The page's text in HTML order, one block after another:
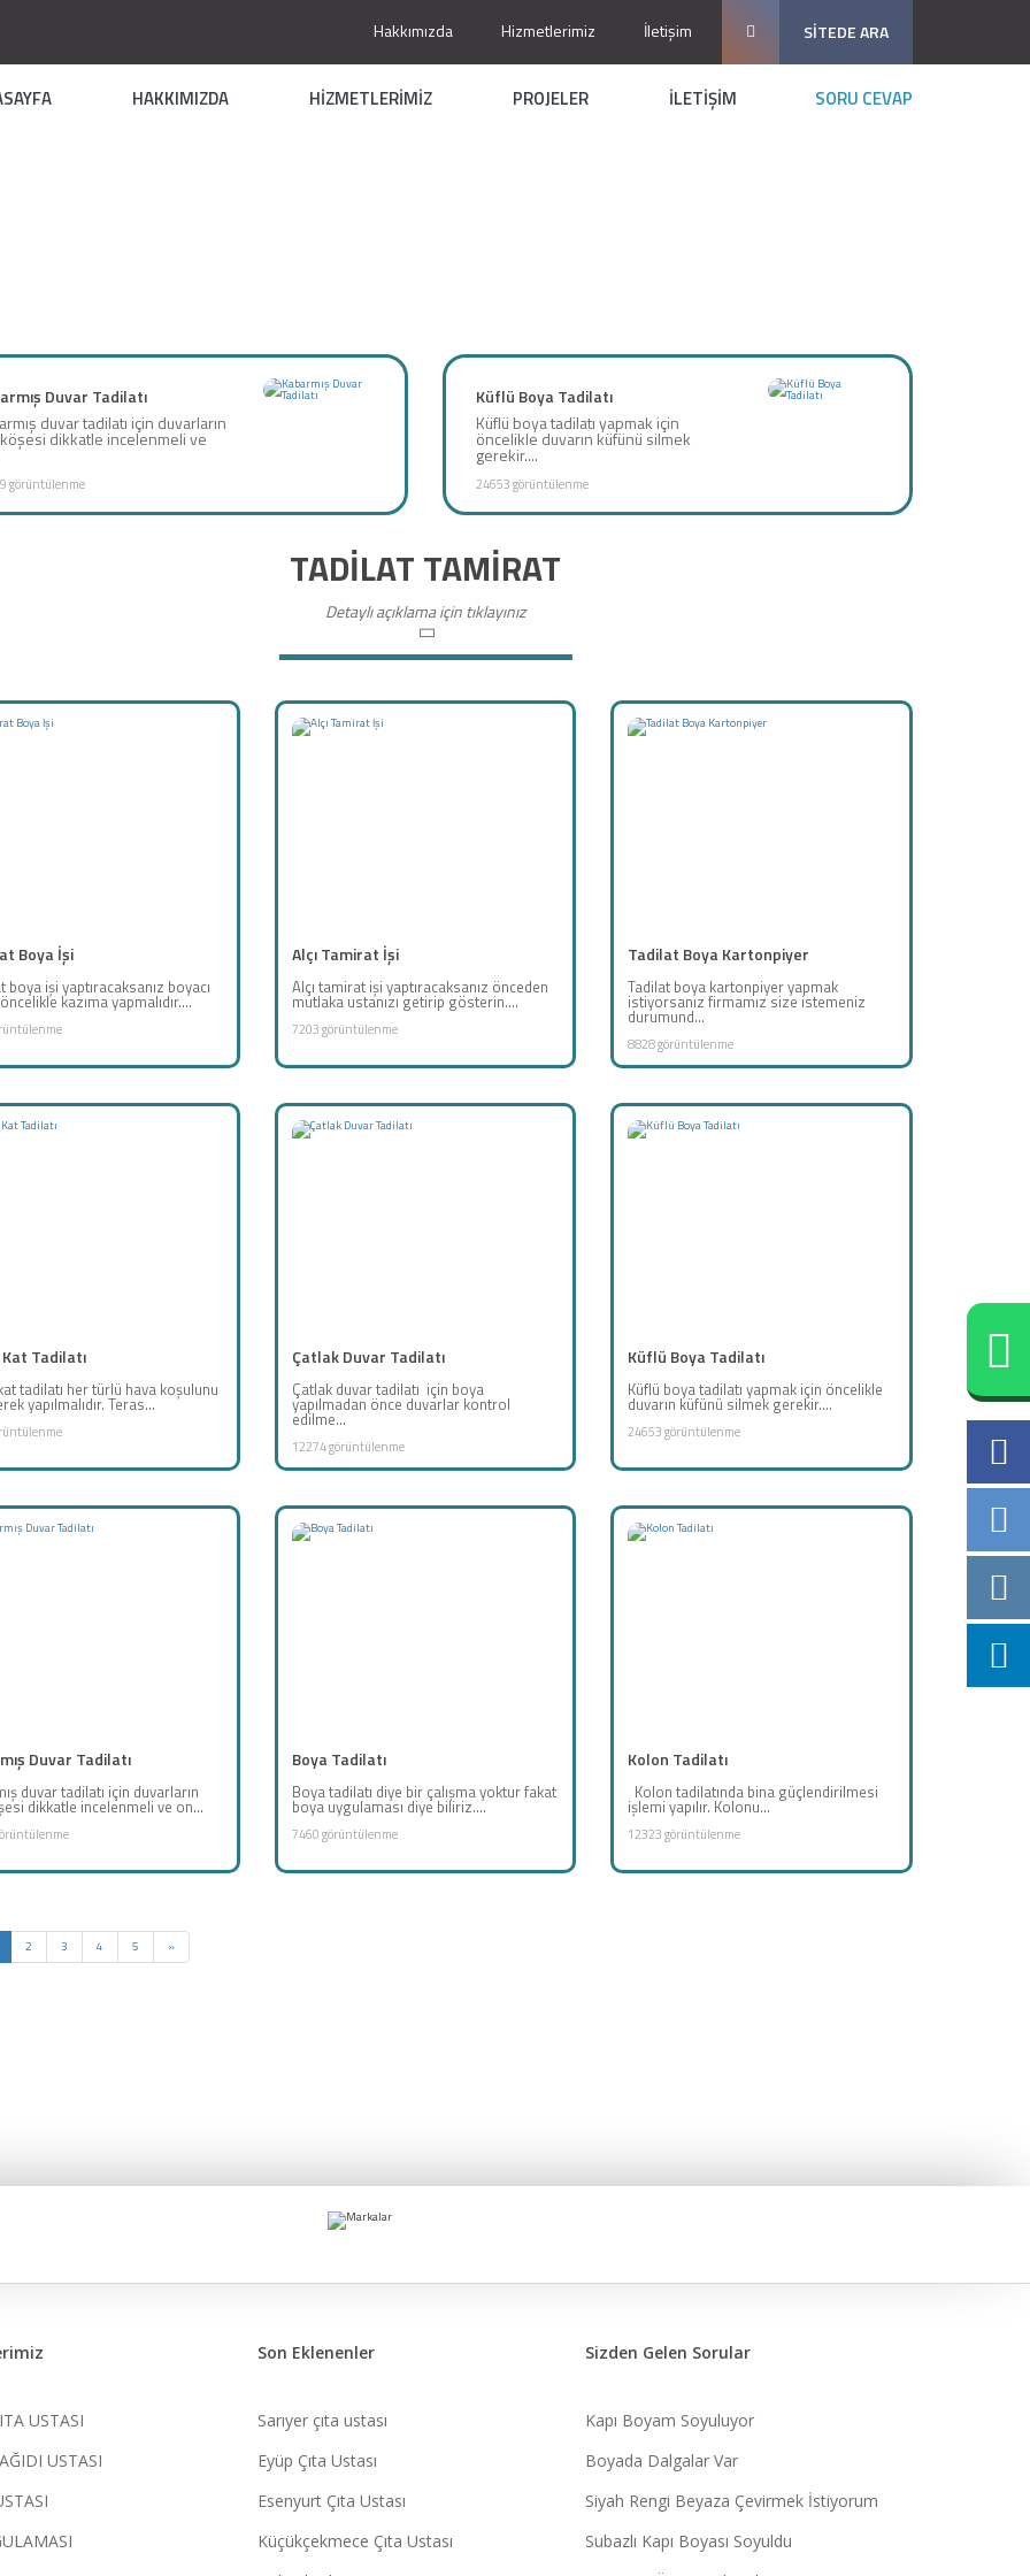
SİTEDE ARA
Hakkımızda Hizmetlerimiz İletişim
HAKKIMIZDA HİZMETLERİMİZ PROJELER İLETİŞİM SORU CEVAP
Duvar Tadilatı
duvar tadilatı için duvarların
dikkatle incelenmeli ve
görüntülenme
Küflü Boya Tadilatı
Küflü boya tadilatı yapmak için
öncelikle duvarın küfünü silmek
gerekir....
24653 görüntülenme
TADİLAT TAMİRAT
Detaylı açıklama için tıklayınız
Boya İşi
boya işi yaptıracaksanız boyacı
kazıma yapmalıdır....
Alçı Tamirat İşi
Alçı tamirat işi yaptıracaksanız önceden
mutlaka ustanızı getirip gösterin....
7203 görüntülenme
Tadilat Boya Kartonpiyer
Tadilat boya kartonpiyer yapmak
istiyorsanız firmamız size istemeniz
durumund...
8828 görüntülenme
Tadilatı
tadilatı her türlü hava koşulunu
yapılmalıdır. Teras...
Çatlak Duvar Tadilatı
Çatlak duvar tadilatı için boya
yapılmadan önce duvarlar kontrol
edilme...
12274 görüntülenme
Küflü Boya Tadilatı
Küflü boya tadilatı yapmak için öncelikle
duvarın küfünü silmek gerekir....
24653 görüntülenme
Duvar Tadilatı
duvar tadilatı için duvarların
dikkatle incelenmeli ve on...
Boya Tadilatı
Boya tadilatı diye bir çalışma yoktur fakat
boya uygulaması diye biliriz....
7460 görüntülenme
Kolon Tadilatı
Kolon tadilatında bina güçlendirilmesi
işlemi yapılır. Kolonu...
12323 görüntülenme
2 3 4 5 »
Sizden Gelen Sorular
Kapı Boyam Soyuluyor
Boyada Dalgalar Var
Siyah Rengi Beyaza Çevirmek İstiyorum
Subazlı Kapı Boyası Soyuldu
Son Eklenenler
Sarıyer çıta ustası
Eyüp Çıta Ustası
Esenyurt Çıta Ustası
Küçükçekmece Çıta Ustası
USTASI
USTASI